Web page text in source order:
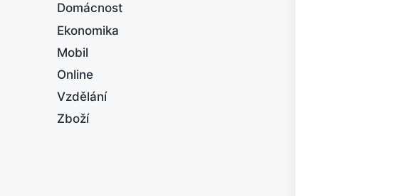
Domácnost
Ekonomika
Mobil
Online
Vzdělání
Zboží